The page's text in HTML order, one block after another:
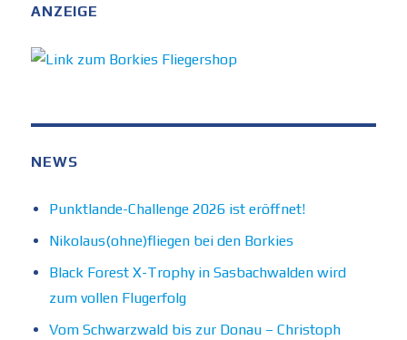
ANZEIGE
NEWS
Punktlande-Challenge 2026 ist eröffnet!
Nikolaus(ohne)fliegen bei den Borkies
Black Forest X-Trophy in Sasbachwalden wird
zum vollen Flugerfolg
Vom Schwarzwald bis zur Donau – Christoph